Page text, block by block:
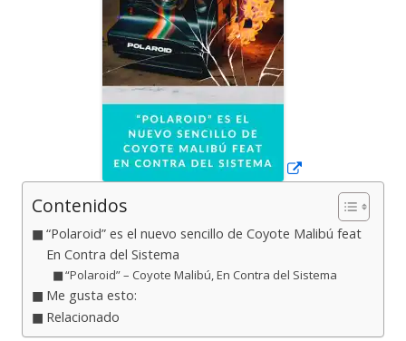
Contenidos
“Polaroid” es el nuevo sencillo de Coyote Malibú feat
En Contra del Sistema
“Polaroid” – Coyote Malibú, En Contra del Sistema
Me gusta esto:
Relacionado